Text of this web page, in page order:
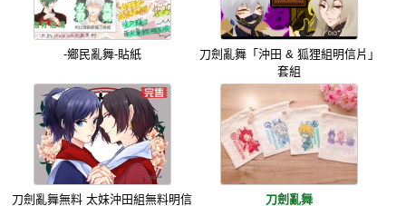
-鄉民亂舞-貼紙
刀劍亂舞「沖田 & 狐狸組明信片」
套組
刀劍亂舞無料 太妹沖田組無料明信 刀劍亂舞